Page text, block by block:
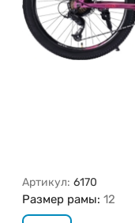
Артикул: 6170
Размер рамы: 12